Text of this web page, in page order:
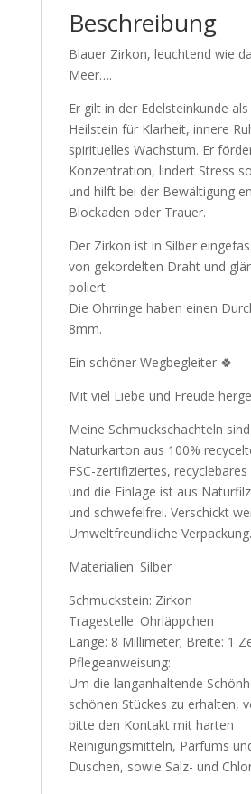
Beschreibung
Blauer Zirkon, leuchtend wie
Meer….
Er gilt in der Edelsteinkunde
Heilstein für Klarheit, innere
spirituelles Wachstum. Er
Konzentration, lindert Stress
und hilft bei der Bewältigung
Blockaden oder Trauer.
Der Zirkon ist in Silber
von gekordelten Draht und
poliert.
Die Ohrringe haben einen
8mm.
Ein schöner Wegbegleiter 🍀
Mit viel Liebe und Freude
Meine Schmuckschachteln
Naturkarton aus 100%
FSC-zertifiziertes,
und die Einlage ist aus
und schwefelfrei. Verschickt
Umweltfreundliche Verpackung.
Materialien: Silber
Schmuckstein: Zirkon
Tragestelle: Ohrläppchen
Länge: 8 Millimeter; Breite: 1
Pflegeanweisung:
Um die langanhaltende
schönen Stückes zu erhalten,
bitte den Kontakt mit harten
Reinigungsmitteln, Parfums
Duschen, sowie Salz- und